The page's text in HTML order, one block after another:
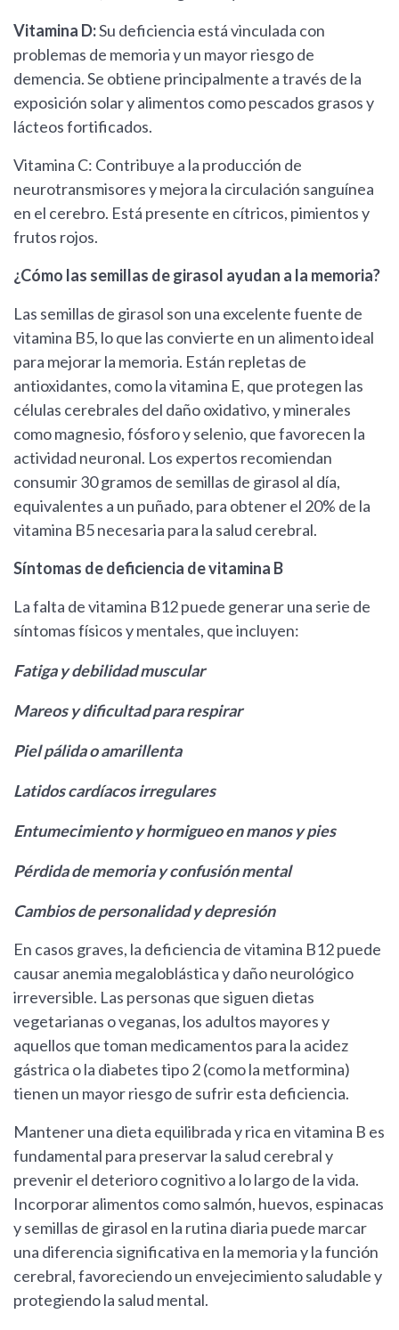
Vitamina D:Su deficiencia está vinculada con
problemas de memoria y un mayor riesgo de
demencia. Se obtiene principalmente a través de la
exposición solar y alimentos como pescados grasos y
lácteos fortificados.
Vitamina C: Contribuye a la producción de
neurotransmisores y mejora la circulación sanguínea
en el cerebro. Está presente en cítricos, pimientos y
frutos rojos.
¿Cómo las semillas de girasol ayudan a la memoria?
Las semillas de girasol son una excelente fuente de
vitamina B5, lo que las convierte en un alimento ideal
para mejorar la memoria. Están repletas de
antioxidantes, como la vitamina E, que protegen las
células cerebrales del daño oxidativo, y minerales
como magnesio, fósforo y selenio, que favorecen la
actividad neuronal. Los expertos recomiendan
consumir 30 gramos de semillas de girasol al día,
equivalentes a un puñado, para obtener el 20% de la
vitamina B5 necesaria para la salud cerebral.
Síntomas de deficiencia de vitamina B
La falta de vitamina B12 puede generar una serie de
síntomas físicos y mentales, que incluyen:
Fatiga y debilidad muscular
Mareos y dificultad para respirar
Piel pálida o amarillenta
Latidos cardíacos irregulares
Entumecimiento y hormigueo en manos y pies
Pérdida de memoria y confusión mental
Cambios de personalidad y depresión
En casos graves, la deficiencia de vitamina B12 puede
causar anemia megaloblástica y daño neurológico
irreversible. Las personas que siguen dietas
vegetarianas o veganas, los adultos mayores y
aquellos que toman medicamentos para la acidez
gástrica o la diabetes tipo 2 (como la metformina)
tienen un mayor riesgo de sufrir esta deficiencia.
Mantener una dieta equilibrada y rica en vitamina B es
fundamental para preservar la salud cerebral y
prevenir el deterioro cognitivo a lo largo de la vida.
Incorporar alimentos como salmón, huevos, espinacas
y semillas de girasol en la rutina diaria puede marcar
una diferencia significativa en la memoria y la función
cerebral, favoreciendo un envejecimiento saludable y
protegiendo la salud mental.